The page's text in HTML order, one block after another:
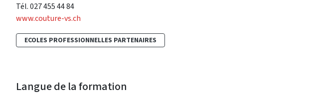
Tél. 027 455 44 84
www.couture-vs.ch
ECOLES PROFESSIONNELLES PARTENAIRES
Langue de la formation